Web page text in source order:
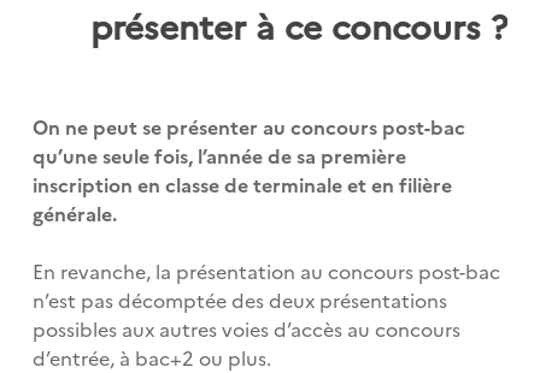
présenter à ce concours ?
On ne peut se présenter au concours post-bac
qu’une seule fois, l’année de sa première
inscription en classe de terminale et en filière
générale.
En revanche, la présentation au concours post-bac
n’est pas décomptée des deux présentations
possibles aux autres voies d’accès au concours
d’entrée, à bac+2 ou plus.